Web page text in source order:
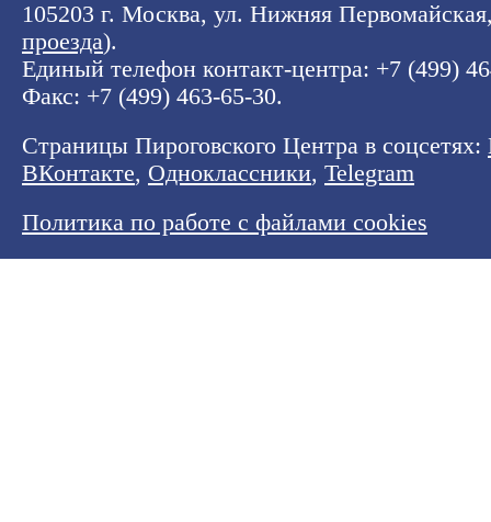
105203 г. Москва, ул. Нижняя
проезда).
Единый телефон контакт-центра: +7 (499)
Факс: +7 (499) 463-65-30.
Страницы Пироговского Центра в соцсетях:
ВКонтакте, Одноклассники, Telegram
Политика по работе с файлами cookies